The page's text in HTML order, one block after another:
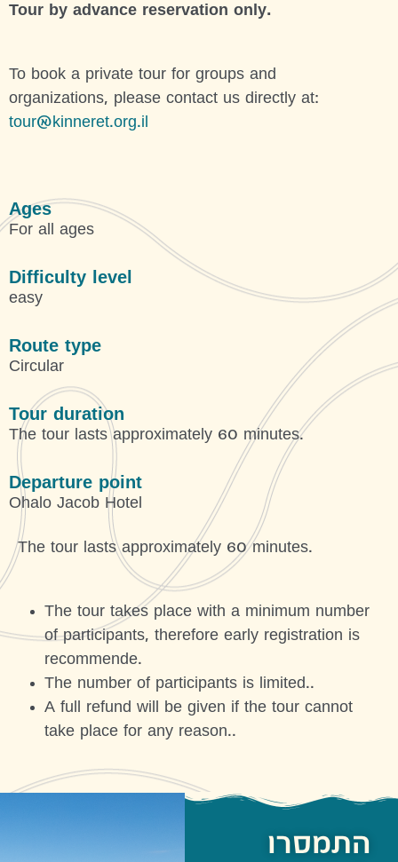
Tour by advance reservation only.
To book a private tour for groups and
organizations, please contact us directly at:
tour@kinneret.org.il
Ages
For all ages
Difficulty level
easy
Route type
Circular
Tour duration
The tour lasts approximately 60 minutes.
Departure point
Ohalo Jacob Hotel
The tour lasts approximately 60 minutes.
The tour takes place with a minimum number
of participants, therefore early registration is
recommende.
The number of participants is limited..
A full refund will be given if the tour cannot
take place for any reason..
התמסרו